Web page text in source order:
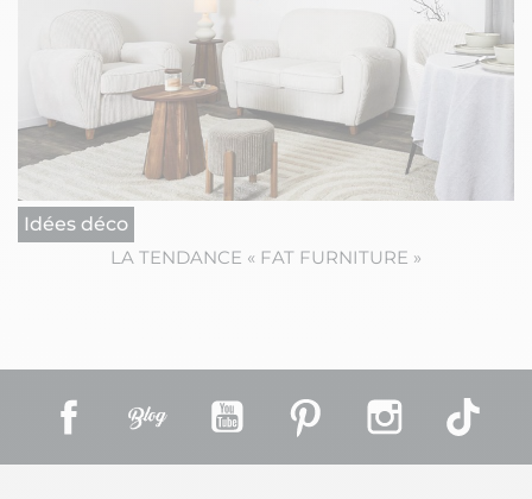
Idées déco
LA TENDANCE « FAT FURNITURE »
Facebook YouTube Pinterest Instagram